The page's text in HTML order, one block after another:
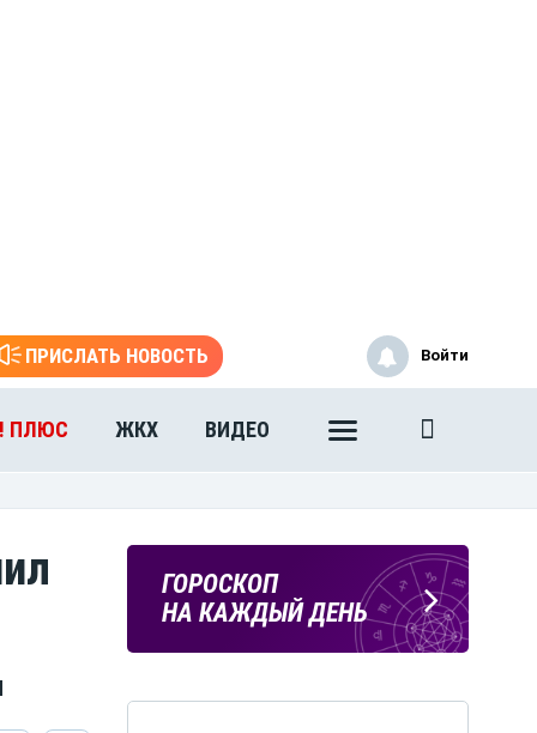
ПРИСЛАТЬ НОВОСТЬ
ПЛЮС ЖКХ ВИДЕО
Войти
ГОРОСКОП
НА КАЖДЫЙ ДЕНЬ
Подпишись
на тг-канал
«МОЁ! Белгород»
ПОГОДА
В БЕЛГОРОДЕ